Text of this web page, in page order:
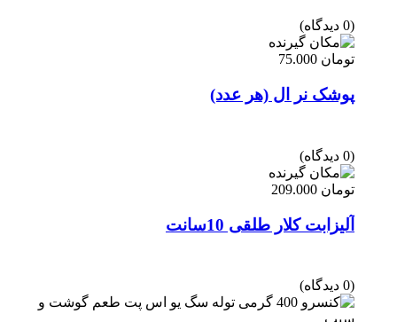
(0 دیدگاه)
تومان
پوشک نر ال (هر عدد)
(0 دیدگاه)
تومان
آلیزابت کلار طلقی 10سانت
(0 دیدگاه)